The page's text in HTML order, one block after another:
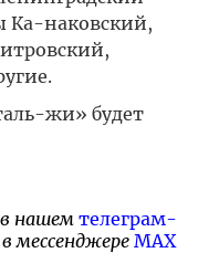
Ка-наковский,
жи» будет
нашем телеграм-
мессенджере MAX